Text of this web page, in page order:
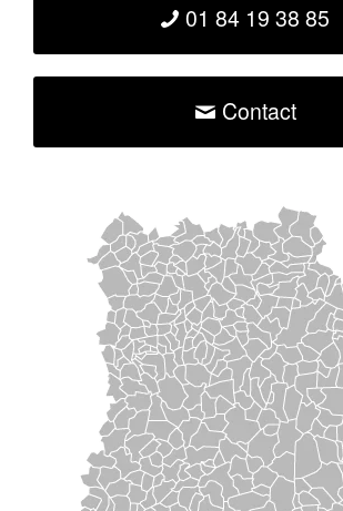
01 84 19 38 85
Contact